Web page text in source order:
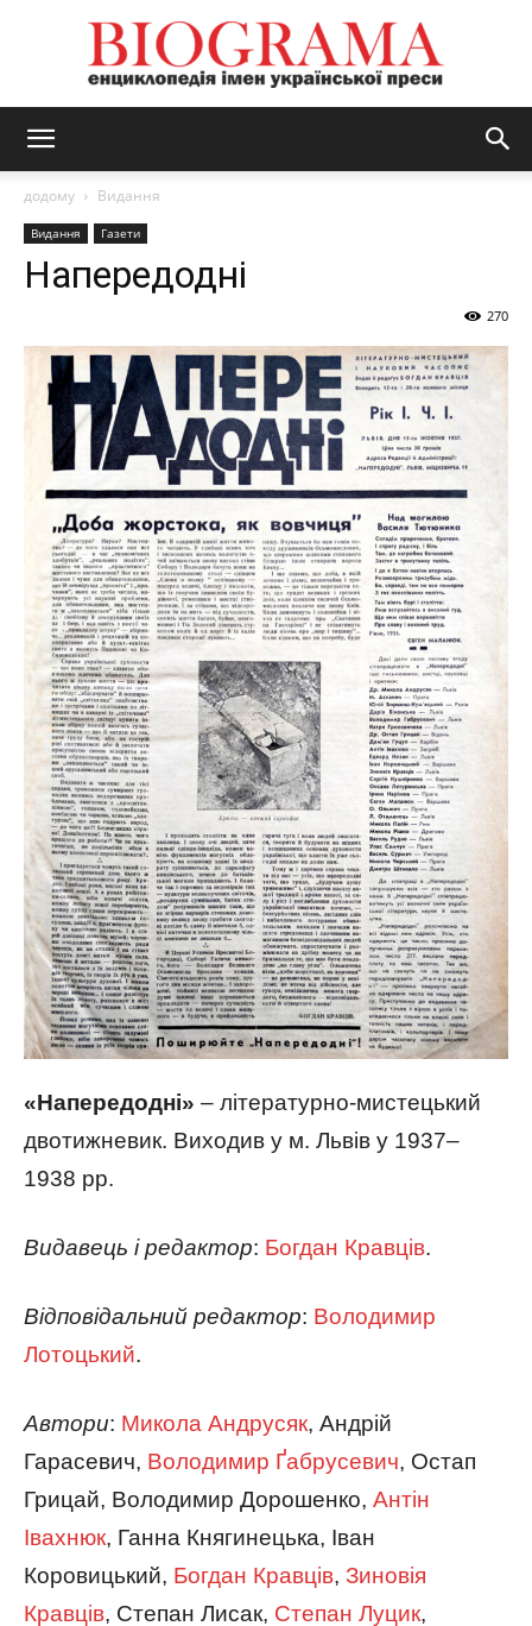
додому Видання
Видання Газети
Напередодні
270
«Напередодні» – літературно-мистецький
двотижневик. Виходив у м. Львів у 1937–
1938 рр.
Видавець і редактор: Богдан Кравців.
Відповідальний редактор: Володимир
Лотоцький.
Автори: Микола Андрусяк, Андрій
Гарасевич, Володимир Ґабрусевич, Остап
Грицай, Володимир Дорошенко, Антін
Івахнюк, Ганна Княгинецька, Іван
Коровицький, Богдан Кравців, Зиновія
Кравців, Степан Лисак, Степан Луцик,